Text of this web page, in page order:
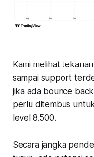
Kami melihat
sampai support
jika ada bounce
perlu ditembus
level 8.500.
Secara jangka